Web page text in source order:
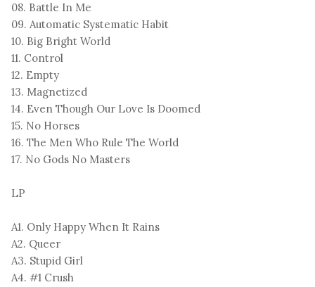
08. Battle In Me
09. Automatic Systematic Habit
10. Big Bright World
11. Control
12. Empty
13. Magnetized
14. Even Though Our Love Is Doomed
15. No Horses
16. The Men Who Rule The World
17. No Gods No Masters
LP
A1. Only Happy When It Rains
A2. Queer
A3. Stupid Girl
A4. #1 Crush